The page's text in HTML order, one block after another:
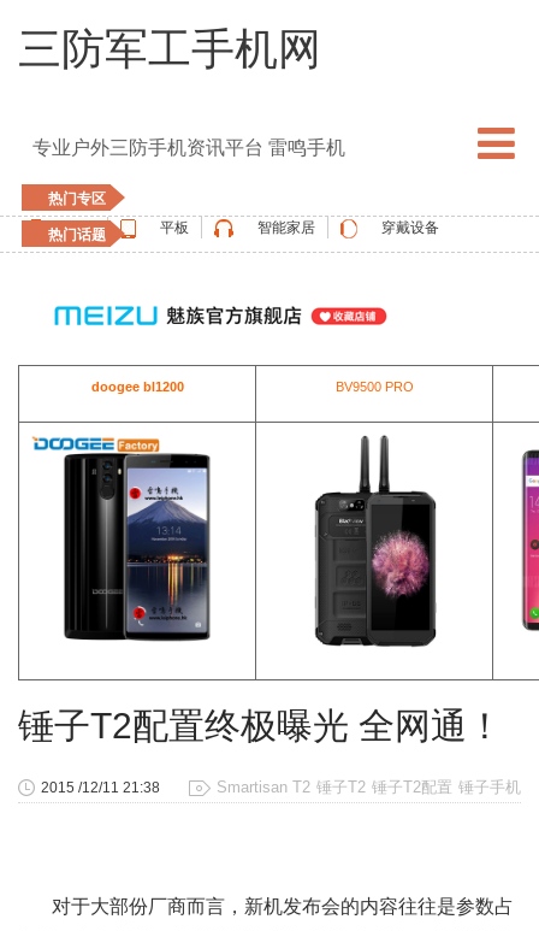
三防军工手机网
专业户外三防手机资讯平台 雷鸣手机
热门专区
手机
平板 智能家居 穿戴设备
热门话题
vernee
doogee bl1200 BV9500 PRO
锤子T2配置终极曝光 全网通！
Smartisan T2 锤子T2 锤子T2配置 锤子手机
2015 /12/11 21:38
对于大部份厂商而言，新机发布会的内容往往是参数占